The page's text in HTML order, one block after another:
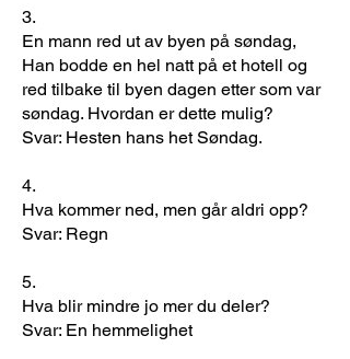
3.
En mann red ut av byen på søndag,
Han bodde en hel natt på et hotell og
red tilbake til byen dagen etter som var
søndag. Hvordan er dette mulig?
Svar: Hesten hans het Søndag.
4.
Hva kommer ned, men går aldri opp?
Svar: Regn
​5.
Hva blir mindre jo mer du deler?
Svar: En hemmelighet